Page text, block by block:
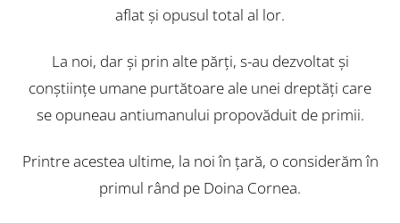
aflat şi opusul total al lor.
La noi, dar şi prin alte părţi, s-au dezvoltat şi
conştiinţe umane purtătoare ale unei dreptăţi care
se opuneau antiumanului propovăduit de primii.
Printre acestea ultime, la noi în ţară, o considerăm în
primul rând pe Doina Cornea.